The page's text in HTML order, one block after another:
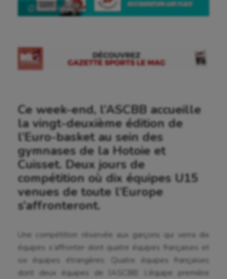
Aéronautique
Auto
Aviron
Ⓒ Gazette Sports
Ce week-end, l’ASCBB accueille
la vingt-deuxième édition de
l’Euro-basket au sein des
gymnases de la Hotoie et
Cuisset. Deux jours de
compétition où dix équipes U15
venues de toute l’Europe
s’affronteront.
Une compétition réservée aux garçons qui verra dix
équipes s’affronter dont quatre équipes françaises et
six équipes étrangères. Quatre équipes françaises
dont deux équipes de l’ASCBB. L’équipe première